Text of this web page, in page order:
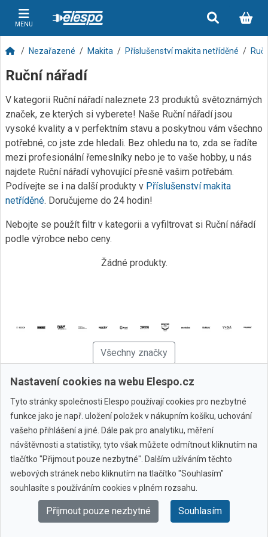
MENU
Nezařazené Makita Příslušenství makita netříděné
Ruční nářadí
V kategorii Ruční nářadí naleznete 23 produktů světoznámých
značek, ze kterých si vyberete! Naše Ruční nářadí jsou
vysoké kvality a v perfektním stavu a poskytnou vám všechno
potřebné, co jste zde hledali. Bez ohledu na to, zda se řadíte
mezi profesionální řemeslníky nebo je to vaše hobby, u nás
najdete Ruční nářadí vyhovující přesně vašim potřebám.
Podívejte se i na další produkty v Příslušenství makita
netříděné. Doručujeme do 24 hodin!
Nebojte se použít filtr v kategorii a vyfiltrovat si Ruční nářadí
podle výrobce nebo ceny.
Žádné produkty.
Všechny značky
© 2010 - 2026 Elespo.cz
Nastavení cookies na webu Elespo.cz
Tyto stránky společnosti Elespo používají cookies pro nezbytné
funkce jako je např. uložení položek v nákupním košíku, uchování
vašeho přihlášení a jiné. Dále pak pro analytiku, měření
návštěvnosti a statistiky, tyto však můžete odmítnout kliknutím na
tlačítko "Přijmout pouze nezbytné". Dalším užíváním těchto
webových stránek nebo kliknutím na tlačítko "Souhlasím"
souhlasíte s používáním cookies v plném rozsahu.
Přijmout pouze nezbytné Souhlasím